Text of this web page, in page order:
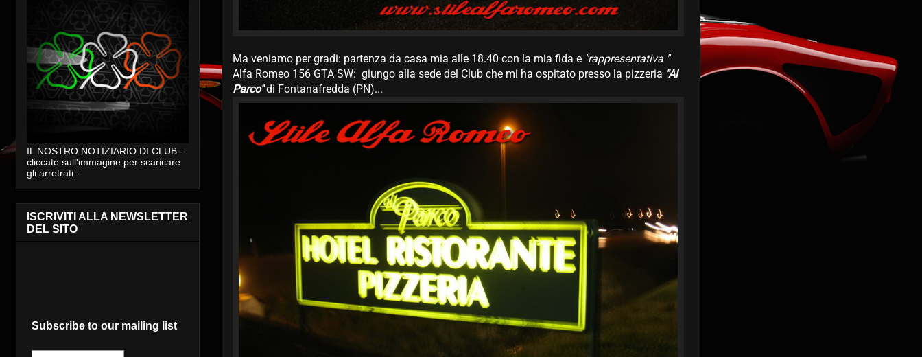
Ma veniamo per gradi: partenza da casa mia alle 18.40 con la mia fida e "rappresentativa "
Alfa Romeo 156 GTA SW: giungo alla sede del Club che mi ha ospitato presso la pizzeria "Al
Parco"di Fontanafredda (PN)...
IL NOSTRO NOTIZIARIO DI CLUB -
cliccate sull'immagine per scaricare
gli arretrati -
ISCRIVITI ALLA NEWSLETTER
DEL SITO
Subscribe to our mailing list